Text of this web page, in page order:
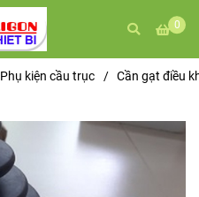
0
Phụ kiện cầu trục / Cần gạt điều